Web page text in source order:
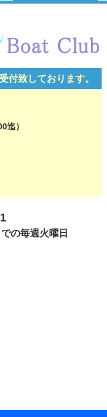
付致しております。
迄）
の毎週火曜日